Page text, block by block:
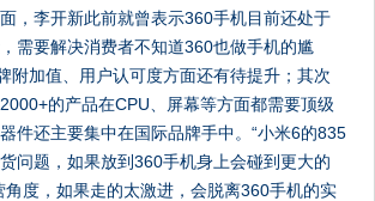
，李开新此前就曾表示360手机目前还处于
需要解决消费者不知道360也做手机的尴
附加值、用户认可度方面还有待提升；其次
的产品在CPU、屏幕等方面都需要顶级
件还主要集中在国际品牌手中。“小米6的835
问题，如果放到360手机身上会碰到更大的
角度，如果走的太激进，会脱离360手机的实